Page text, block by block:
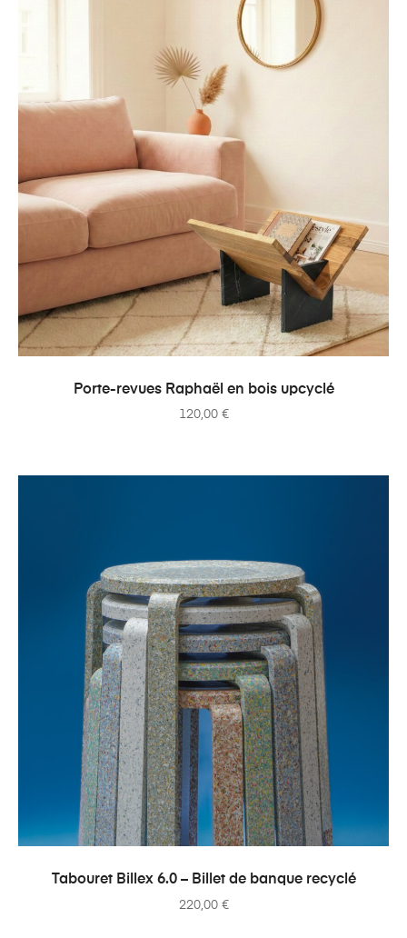
AJOUTER AU PANIER
Porte-revues Raphaël en bois upcyclé
120,00 €
AJOUTER AU PANIER
Tabouret Billex 6.0 – Billet de banque recyclé
220,00 €